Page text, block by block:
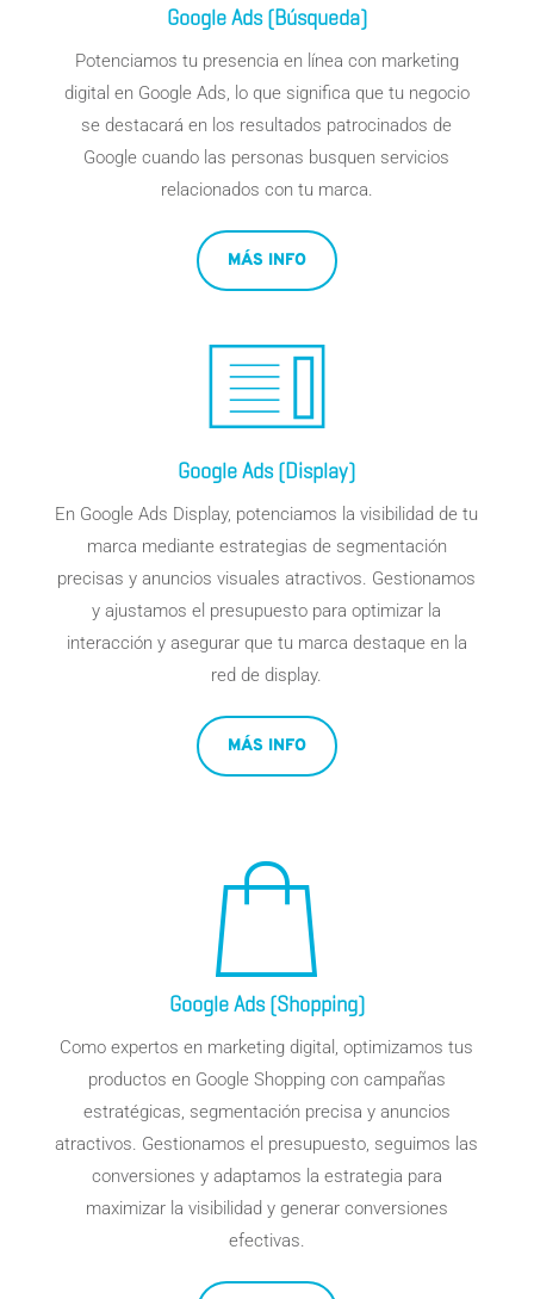
Google Ads (Búsqueda)
Potenciamos tu presencia en línea con marketing
digital en Google Ads, lo que significa que tu negocio
se destacará en los resultados patrocinados de
Google cuando las personas busquen servicios
relacionados con tu marca.
MÁS INFO
Google Ads (Display)
En Google Ads Display, potenciamos la visibilidad de tu
marca mediante estrategias de segmentación
precisas y anuncios visuales atractivos. Gestionamos
y ajustamos el presupuesto para optimizar la
interacción y asegurar que tu marca destaque en la
red de display.
MÁS INFO
Google Ads (Shopping)
Como expertos en marketing digital, optimizamos tus
productos en Google Shopping con campañas
estratégicas, segmentación precisa y anuncios
atractivos. Gestionamos el presupuesto, seguimos las
conversiones y adaptamos la estrategia para
maximizar la visibilidad y generar conversiones
efectivas.